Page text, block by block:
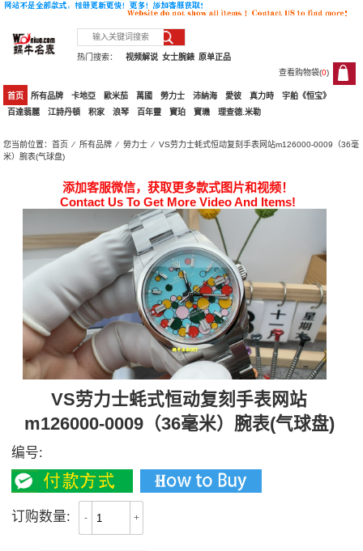
热门搜索： 原单正品
女士腕錶
视频解说
查看购物袋(0)
0
首页 所有品牌 卡地亞 歐米茄 萬國 勞力士 沛納海 愛彼 真力時
宇舶《恒宝》
百達翡麗
江詩丹頓 积家 浪琴 百年靈 寶珀 寶璣 理查德.米勒
您当前位置：首页 ⁄所有品牌 ⁄勞力士 ⁄ VS劳力士蚝式恒动复刻手表网站m126000-0009（36毫
米）腕表(气球盘)
添加客服微信，获取更多款式图片和视频！
Contact Us To Get More Video And Items!
VS劳力士蚝式恒动复刻手表网站
m126000-0009（36毫米）腕表(气球盘)
编号:
订购数量: - +